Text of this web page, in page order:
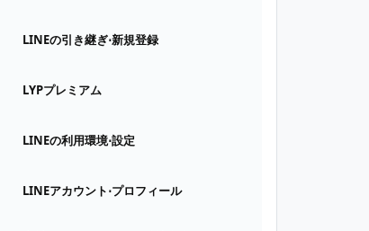
LINEの引き継ぎ⋅新規登録
LYPプレミアム
LINEの利用環境⋅設定
LINEアカウント⋅プロフィール